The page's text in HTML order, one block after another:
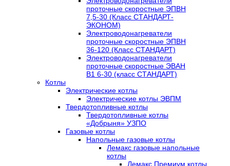
проточные скоростные ЭПВН
7,5-30 (Класс СТАНДАРТ-
ЭКОНОМ)
Электроводонагреватели
проточные скоростные ЭПВН
36-120 (Класс СТАНДАРТ)
Электроводонагреватели
проточные скоростные ЭВАН
В1 6-30 (класс СТАНДАРТ)
Котлы
Электрические котлы
Электрические котлы ЭВПМ
Твердотопливные котлы
Твердотопливные котлы
«Добрыня» УЗПО
Газовые котлы
Напольные газовые котлы
Лемакс газовые напольные
котлы
Лемакс Премиум котлы